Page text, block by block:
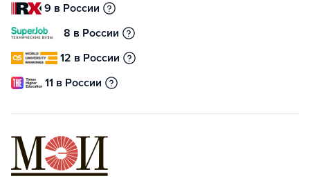
9 в России
8 в России
12 в России
11 в России